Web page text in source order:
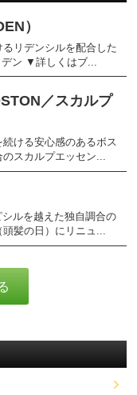
）
リデンシルを配合した
ン ▼詳しくはブ...
／スカルプ
ける安心感のあるボス
スカルプエッセン...
ルを越えた独自調合の
髪の日）にリニュ...